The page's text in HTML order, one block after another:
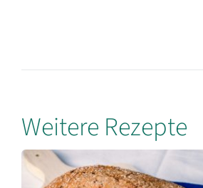
Weitere Rezepte